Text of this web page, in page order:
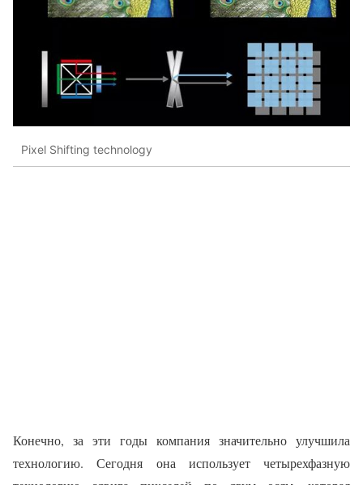
Pixel Shifting technology
Конечно, за эти годы компания значительно улучшила
технологию. Сегодня она использует четырехфазную